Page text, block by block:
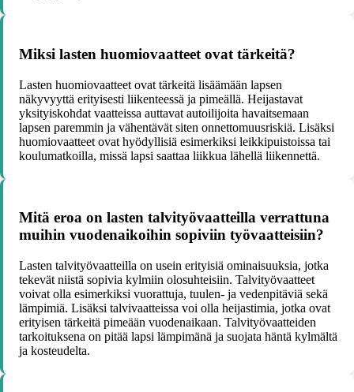
Miksi lasten huomiovaatteet ovat tärkeitä?
Lasten huomiovaatteet ovat tärkeitä lisäämään lapsen
näkyvyyttä erityisesti liikenteessä ja pimeällä. Heijastavat
yksityiskohdat vaatteissa auttavat autoilijoita havaitsemaan
lapsen paremmin ja vähentävät siten onnettomuusriskiä. Lisäksi
huomiovaatteet ovat hyödyllisiä esimerkiksi leikkipuistoissa tai
koulumatkoilla, missä lapsi saattaa liikkua lähellä liikennettä.
Mitä eroa on lasten talvityövaatteilla verrattuna
muihin vuodenaikoihin sopiviin työvaatteisiin?
Lasten talvityövaatteilla on usein erityisiä ominaisuuksia, jotka
tekevät niistä sopivia kylmiin olosuhteisiin. Talvityövaatteet
voivat olla esimerkiksi vuorattuja, tuulen- ja vedenpitäviä sekä
lämpimiä. Lisäksi talvivaatteissa voi olla heijastimia, jotka ovat
erityisen tärkeitä pimeään vuodenaikaan. Talvityövaatteiden
tarkoituksena on pitää lapsi lämpimänä ja suojata häntä kylmältä
ja kosteudelta.